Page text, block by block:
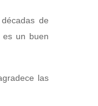
de
es un buen
las